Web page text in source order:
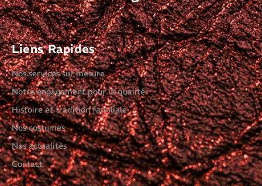
Liens Rapides
Nos services sur mesure
Notre engagement pour la qualité
Histoire et tradition familiale
Nos costumes
Nos actualités
Contact